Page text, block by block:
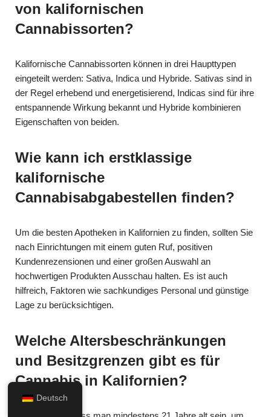
von kalifornischen
Cannabissorten?
Kalifornische Cannabissorten können in drei Haupttypen
eingeteilt werden: Sativa, Indica und Hybride. Sativas sind in
der Regel erhebend und energetisierend, Indicas sind für ihre
entspannende Wirkung bekannt und Hybride kombinieren
Eigenschaften von beiden.
Wie kann ich erstklassige
kalifornische
Cannabisabgabestellen finden?
Um die besten Apotheken in Kalifornien zu finden, sollten Sie
nach Einrichtungen mit einem guten Ruf, positiven
Kundenrezensionen und einer großen Auswahl an
hochwertigen Produkten Ausschau halten. Es ist auch
hilfreich, Faktoren wie sachkundiges Personal und günstige
Lage zu berücksichtigen.
Welche Altersbeschränkungen
und Besitzgrenzen gibt es für
Cannabis in Kalifornien?
Deutsch